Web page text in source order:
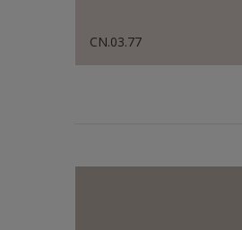
CN.03.77